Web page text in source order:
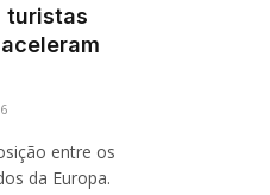
turistas
entre os
da Europa.